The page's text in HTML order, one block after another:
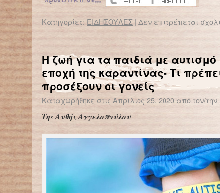
Κατηγορίες: ΕΙΔΗΣΟΥΛΕΣ | Δεν επιτρέπεται
Η ζωή για τα παιδιά με αυτισμό
εποχή της καραντίνας- Τι
προσέξουν οι γονείς
Καταχωρήθηκε στις Απρίλιος 25, 2020 από τον/την
Της Ανθής Αγγελοπούλου